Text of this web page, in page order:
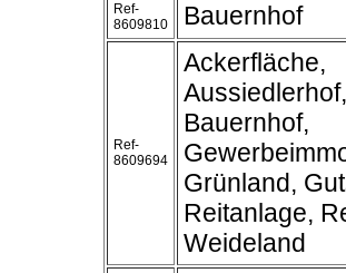
Ref-
8609810
Bauernhof
Ref-
8609694
Ackerfläche,
Aussiedlerhof,
Bauernhof,
Grünland,
Reitanlage,
Weideland